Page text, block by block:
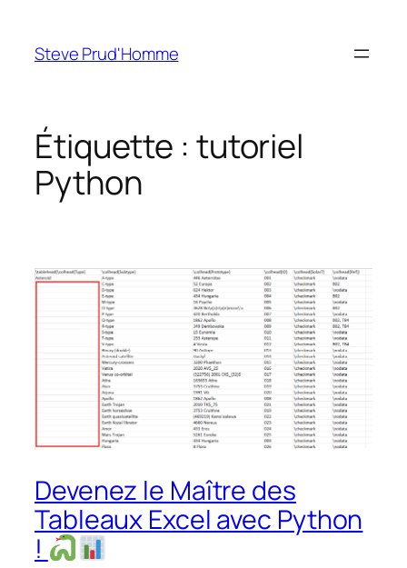
contenu
Steve Prud'Homme
Étiquette : tutoriel
Python
Devenez le Maître des
Tableaux Excel avec Python
!